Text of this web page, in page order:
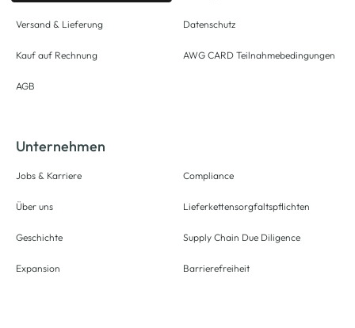
Versand & Lieferung
Kauf auf Rechnung
AGB
Datenschutz
AWG CARD Teilnahmebedingungen
Unternehmen
Jobs & Karriere
Über uns
Geschichte
Expansion
Compliance
Lieferkettensorgfaltspflichten
Supply Chain Due Diligence
Barrierefreiheit